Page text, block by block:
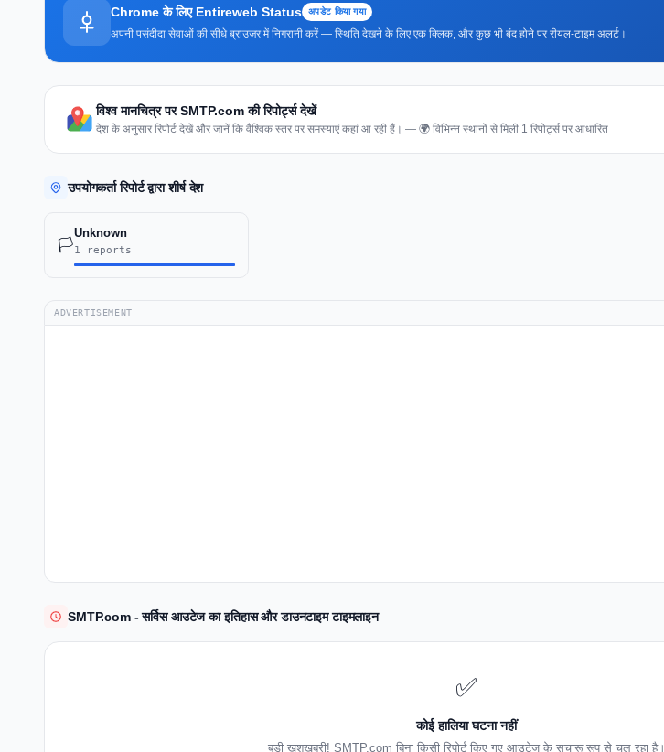
Chrome के लिए Entireweb Status अपडेट किया गया
अपनी पसंदीदा सेवाओं की सीधे ब्राउज़र में निगरानी करें — स्थिति देखने के लिए एक क्लिक, और कुछ भी बंद होने पर रीयल-टाइम अलर्ट।
विश्व मानचित्र पर SMTP.com की रिपोर्ट्स देखें
देश के अनुसार रिपोर्ट देखें और जानें कि वैश्विक स्तर पर समस्याएं कहां आ रही हैं। — 🌍 विभिन्न स्थानों से मिली 1 रिपोर्ट्स पर आधारित
उपयोगकर्ता रिपोर्ट द्वारा शीर्ष देश
🏳️
Unknown
1 reports
ADVERTISEMENT
SMTP.com - सर्विस आउटेज का इतिहास और डाउनटाइम टाइमलाइन
✅
कोई हालिया घटना नहीं
बड़ी खुशखबरी! SMTP.com बिना किसी रिपोर्ट किए गए आउटेज के सुचारू रूप से चल रहा है।